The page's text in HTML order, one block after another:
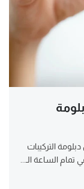
التركيبات